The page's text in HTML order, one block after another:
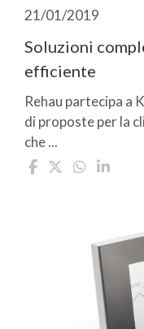
21/01/2019
Soluzioni
efficiente
Rehau partecipa a
di proposte per la
che ...